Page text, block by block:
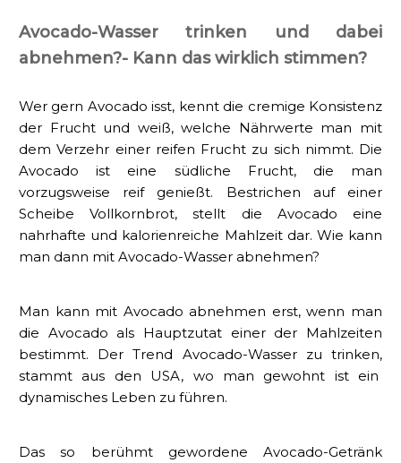
Avocado-Wasser trinken und dabei
abnehmen?- Kann das wirklich stimmen?
Wer gern Avocado isst, kennt die cremige Konsistenz
der Frucht und weiß, welche Nährwerte man mit
dem Verzehr einer reifen Frucht zu sich nimmt. Die
Avocado ist eine südliche Frucht, die man
vorzugsweise reif genießt. Bestrichen auf einer
Scheibe Vollkornbrot, stellt die Avocado eine
nahrhafte und kalorienreiche Mahlzeit dar. Wie kann
man dann mit Avocado-Wasser abnehmen?
Man kann mit Avocado abnehmen erst, wenn man
die Avocado als Hauptzutat einer der Mahlzeiten
bestimmt. Der Trend Avocado-Wasser zu trinken,
stammt aus den USA, wo man gewohnt ist ein
dynamisches Leben zu führen.
Das so berühmt gewordene Avocado-Getränk